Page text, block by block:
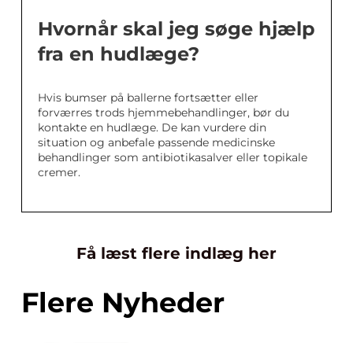
Hvornår skal jeg søge hjælp
fra en hudlæge?
Hvis bumser på ballerne fortsætter eller
forværres trods hjemmebehandlinger, bør du
kontakte en hudlæge. De kan vurdere din
situation og anbefale passende medicinske
behandlinger som antibiotikasalver eller topikale
cremer.
Få læst flere indlæg her
Flere Nyheder